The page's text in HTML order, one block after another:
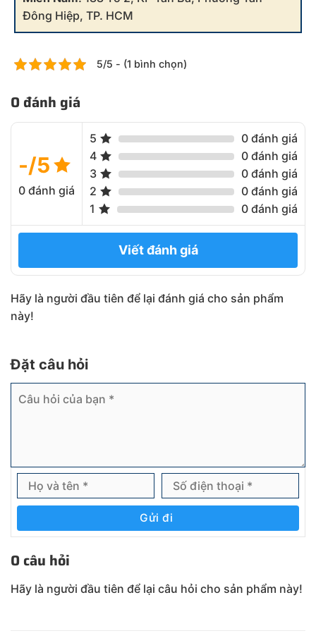
Đông Hiệp, TP. HCM
5/5 - (1 bình chọn)
0 đánh giá
-/5
0 đánh giá
5
0 đánh giá
4
0 đánh giá
3
0 đánh giá
2
0 đánh giá
1
0 đánh giá
Viết đánh giá
Hãy là người đầu tiên để lại đánh giá cho sản phẩm
này!
Đặt câu hỏi
Gửi đi
0 câu hỏi
Hãy là người đầu tiên để lại câu hỏi cho sản phẩm này!